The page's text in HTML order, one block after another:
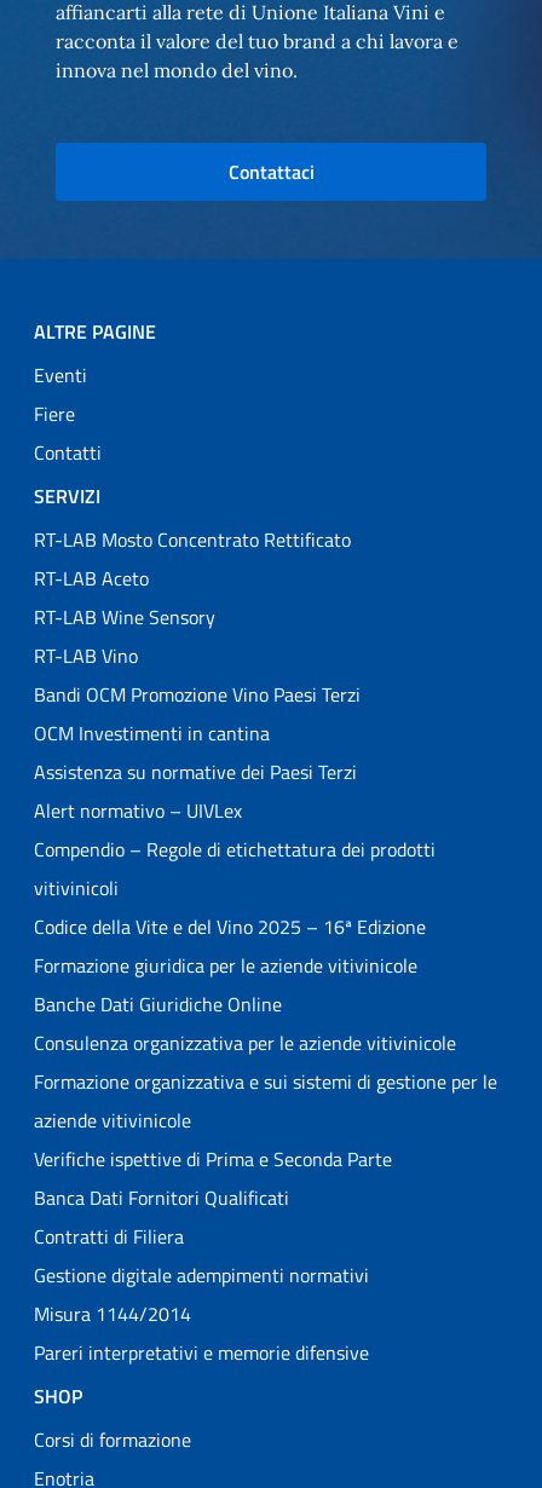
affiancarti alla rete di Unione Italiana Vini e
racconta il valore del tuo brand a chi lavora e
innova nel mondo del vino.
Contattaci
ALTRE PAGINE
Eventi
Fiere
Contatti
SERVIZI
RT-LAB Mosto Concentrato Rettificato
RT-LAB Aceto
RT-LAB Wine Sensory
RT-LAB Vino
Bandi OCM Promozione Vino Paesi Terzi
OCM Investimenti in cantina
Assistenza su normative dei Paesi Terzi
Alert normativo – UIVLex
Compendio – Regole di etichettatura dei prodotti
vitivinicoli
Codice della Vite e del Vino 2025 – 16ª Edizione
Formazione giuridica per le aziende vitivinicole
Banche Dati Giuridiche Online
Consulenza organizzativa per le aziende vitivinicole
Formazione organizzativa e sui sistemi di gestione per le
aziende vitivinicole
Verifiche ispettive di Prima e Seconda Parte
Banca Dati Fornitori Qualificati
Contratti di Filiera
Gestione digitale adempimenti normativi
Misura 1144/2014
Pareri interpretativi e memorie difensive
SHOP
Corsi di formazione
Enotria